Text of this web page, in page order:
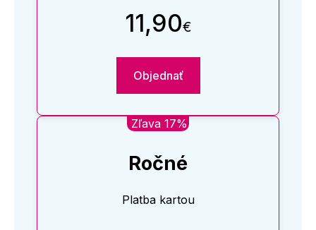
11,90€
Objednať
Zľava 17%
Ročné
Platba kartou